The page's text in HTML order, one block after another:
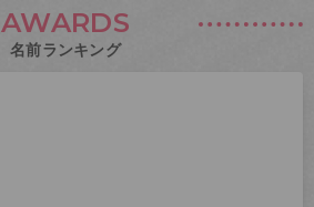
AWARDS
名前ランキング